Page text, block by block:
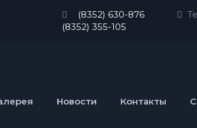
(8352) 630-876
(8352) 355-105
Новости Контакты